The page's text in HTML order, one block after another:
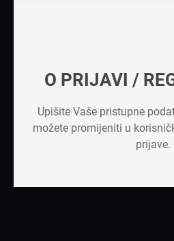
O PRIJAVI /
Upišite Vaše pristupne
možete promijeniti u
prijave.